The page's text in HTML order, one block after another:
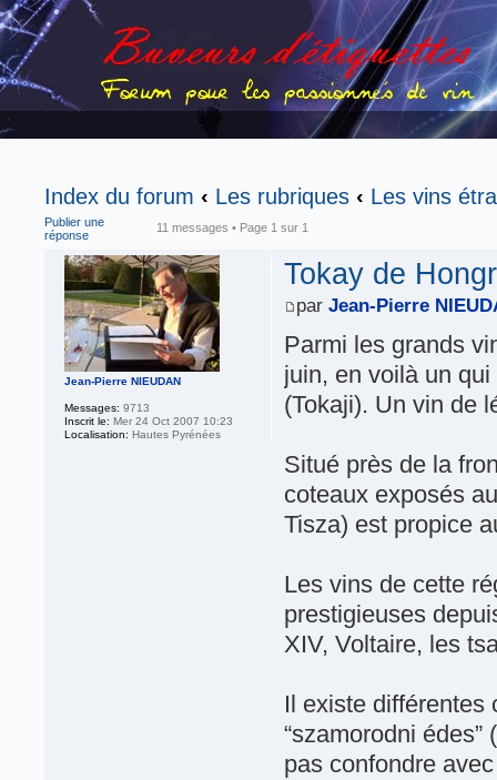
Index du forum ‹ Les rubriques ‹ Les vins
Publier une
réponse
11 messages • Page 1 sur 1
Tokay de
parJean-Pierre
Parmi les grands
juin, en voilà un
(Tokaji). Un vin de
Situé près de la
coteaux exposés
Tisza) est propice
Les vins de cette
prestigieuses
XIV, Voltaire, les
Il existe différentes
“szamorodni édes”
pas confondre
Jean-Pierre NIEUDAN
Messages: 9713
Inscrit le: Mer 24 Oct 2007 10:23
Localisation: Hautes Pyrénées